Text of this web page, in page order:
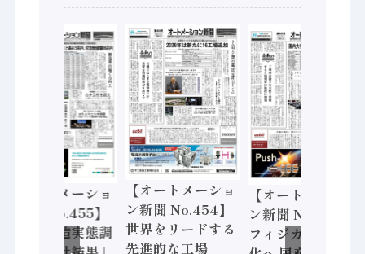
【オートメーショ
ン新聞 No.455】
「経済構造実態調
【オートメーショ
ン新聞 No.454】
世界をリードする
先進的な工場
【オートメーショ
ン新聞 No.453】
フィジカルAI本格